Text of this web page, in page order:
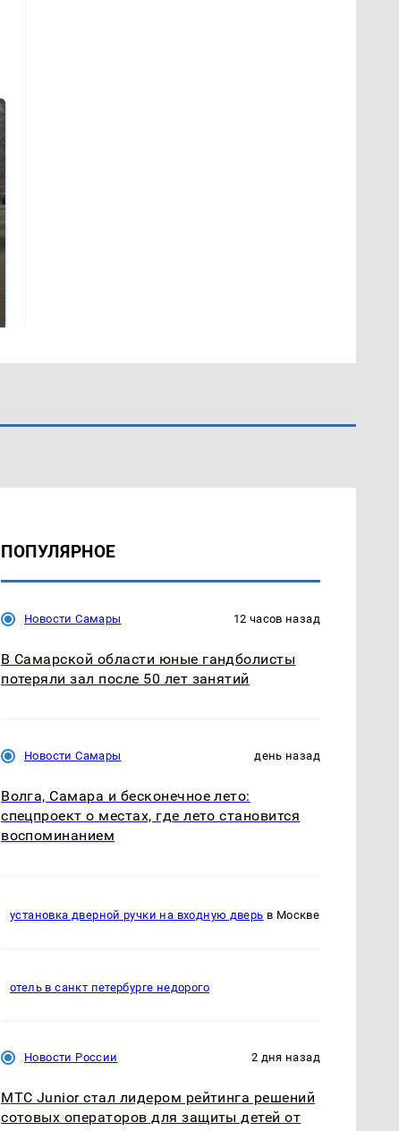
ПОПУЛЯРНОЕ
Новости Самары 12 часов назад
В Самарской области юные гандболисты
потеряли зал после 50 лет занятий
Новости Самары день назад
Волга, Самара и бесконечное лето:
спецпроект о местах, где лето становится
воспоминанием
установка дверной ручки на входную дверь в Москве
отель в санкт петербурге недорого
Новости России 2 дня назад
МТС Junior стал лидером рейтинга решений
сотовых операторов для защиты детей от